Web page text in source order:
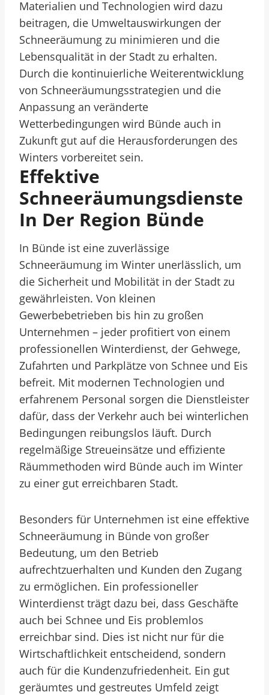
Materialien und Technologien wird dazu
beitragen, die Umweltauswirkungen der
Schneeräumung zu minimieren und die
Lebensqualität in der Stadt zu erhalten.
Durch die kontinuierliche Weiterentwicklung
von Schneeräumungsstrategien und die
Anpassung an veränderte
Wetterbedingungen wird Bünde auch in
Zukunft gut auf die Herausforderungen des
Winters vorbereitet sein.
Effektive
Schneeräumungsdienste
In Der Region Bünde
In Bünde ist eine zuverlässige
Schneeräumung im Winter unerlässlich, um
die Sicherheit und Mobilität in der Stadt zu
gewährleisten. Von kleinen
Gewerbebetrieben bis hin zu großen
Unternehmen – jeder profitiert von einem
professionellen Winterdienst, der Gehwege,
Zufahrten und Parkplätze von Schnee und Eis
befreit. Mit modernen Technologien und
erfahrenem Personal sorgen die Dienstleister
dafür, dass der Verkehr auch bei winterlichen
Bedingungen reibungslos läuft. Durch
regelmäßige Streueinsätze und effiziente
Räummethoden wird Bünde auch im Winter
zu einer gut erreichbaren Stadt.
Besonders für Unternehmen ist eine effektive
Schneeräumung in Bünde von großer
Bedeutung, um den Betrieb
aufrechtzuerhalten und Kunden den Zugang
zu ermöglichen. Ein professioneller
Winterdienst trägt dazu bei, dass Geschäfte
auch bei Schnee und Eis problemlos
erreichbar sind. Dies ist nicht nur für die
Wirtschaftlichkeit entscheidend, sondern
auch für die Kundenzufriedenheit. Ein gut
geräumtes und gestreutes Umfeld zeigt